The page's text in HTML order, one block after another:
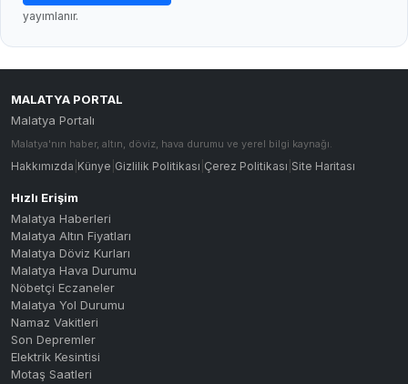
yayımlanır.
MALATYA PORTAL
Malatya Portalı
Malatya'nın haber, altın, döviz, hava durumu ve yerel bilgi kaynağı.
Hakkımızda Künye Gizlilik Politikası Çerez Politikası Site Haritası
Hızlı Erişim
Malatya Haberleri
Malatya Altın Fiyatları
Malatya Döviz Kurları
Malatya Hava Durumu
Nöbetçi Eczaneler
Malatya Yol Durumu
Namaz Vakitleri
Son Depremler
Elektrik Kesintisi
Motaş Saatleri